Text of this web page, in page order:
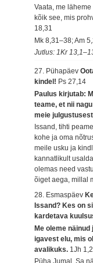
Vaata, me
kõik see, mis
18,31
Mk 8,31–38; Am
Jutlus: 1Kr
27. Pühapäev
kindel! Ps 27,14
Paulus kirjutab:
teame, et nii
meie
Issand, tihti
kohe ja oma
meile usku ja
kannatlikult
olemas need
õiget aega, millal
28. Esmaspäev
Issand? Kes on
kardetava
Me oleme
igavest elu, mis
avalikuks. 1Jh 1,2
Püha Jumal, Sa